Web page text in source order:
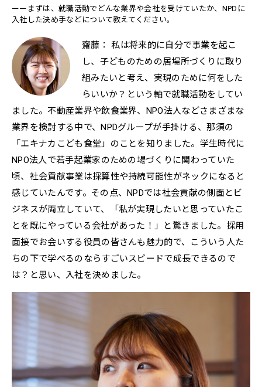
ーーまずは、就職活動でどんな業界や会社を受けていたか、NPDに
入社した決め手などについて教えてください。
齋藤： 私は将来的に自分で事業を起こ
し、子どものための居場所づくりに取り
組みたいと考え、実現のために何をした
らいいか？という軸で就職活動をしてい
ました。不動産業界や飲食業界、NPO法人などさまざまな
業界を検討する中で、NPDグループが手掛ける、那須の
「エキナカこども食堂」のことを知りました。学生時代に
NPO法人で若手起業家のための場づくりに関わっていた
頃、社会貢献事業は採算性や持続可能性がネックになると
感じていたんです。その点、NPDでは社会貢献の側面とビ
ジネスが両立していて、「私が実現したいと思っていたこ
とを既にやっている会社があった！」と驚きました。採用
面接でお会いする役員の皆さんも魅力的で、こういう人た
ちの下で学べるのならすごいスピードで成長できるので
は？と思い、入社を決めました。